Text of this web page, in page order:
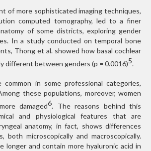
of more sophisticated imaging techniques,
computed tomography, led to a finer
of some districts, exploring gender
In a study conducted on temporal bone
Thong et al. showed how basal cochlear
different between genders (p = 0.0016)5.
common in some professional categories,
these populations, moreover, women
damaged6. The reasons behind this
and physiological features that are
anatomy, in fact, shows differences
both microscopically and macroscopically.
longer and contain more hyaluronic acid in